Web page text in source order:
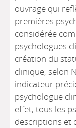
ouvrage qui
premières
considérée
psychologues
création du
clinique, selon
indicateur
psychologue
effet, tous les
descriptions et